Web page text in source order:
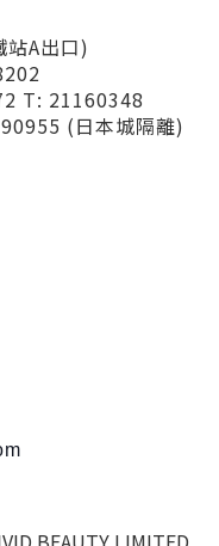
A出口)
T: 21160348
(日本城隔離)